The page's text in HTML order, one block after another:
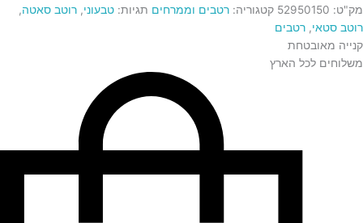
מק"ט: 52950150 קטגוריה: רטבים וממרחים תגיות: טבעוני, רוטב סאטה,
רוטב סטאי, רטבים
קנייה מאובטחת
משלוחים לכל הארץ